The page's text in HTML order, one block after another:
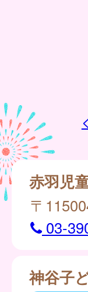
赤羽児
〒
03-
神谷子